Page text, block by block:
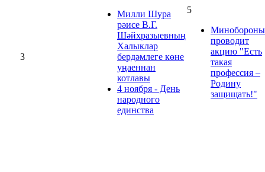
3
Милли Шура
рәисе В.Г.
Шәйхразыевның
Халыклар
бердәмлеге көне
уңаеннан
котлавы
4 ноября - День
народного
единства
5
Минобороны
проводит
акцию "Есть
такая
профессия –
Родину
защищать!"